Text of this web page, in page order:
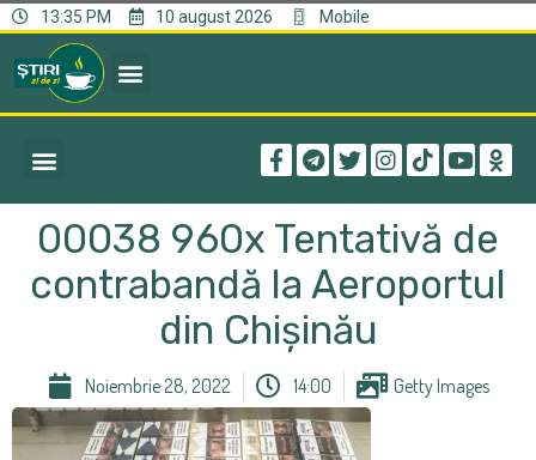
13:35 PM 10 august 2026 Mobile
00038 960x Tentativă de
contrabandă la Aeroportul
din Chișinău
Noiembrie 28, 2022 14:00 Getty Images